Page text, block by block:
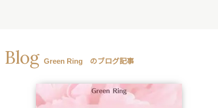
Blog Green Ring のブログ記事